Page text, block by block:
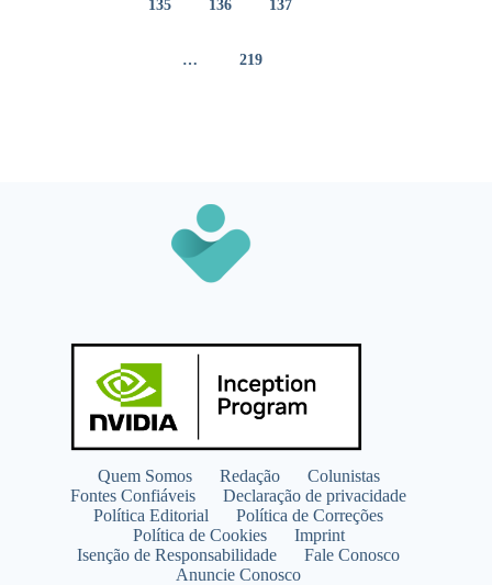
135 136 137
… 219
Quem Somos Redação
Colunistas
Fontes Confiáveis
Declaração de privacidade
Política Editorial
Política de Correções
Política de Cookies
Imprint
Isenção de Responsabilidade
Fale Conosco
Anuncie Conosco